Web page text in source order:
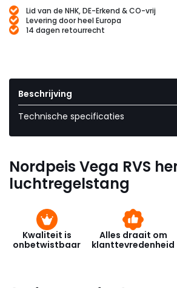
Lid van de NHK, DE-Erkend & CO-vrij
Levering door heel Europa
14 dagen retourrecht
Beschrijving
Technische specificaties
Nordpeis Vega RVS
luchtregelstang
Kwaliteit is
onbetwistbaar
Alles draait om
klanttevredenheid